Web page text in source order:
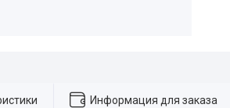
Информация для заказа